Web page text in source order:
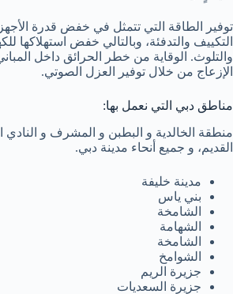
توفير الطاقة التي تتمثل في خفض قدرة
التكييف والتدفئة، وبالتالي خفض استهلاكها
والتلوث. الوقاية من خطر الحرائق داخل
الإزعاج من خلال توفير العزل الصوتي.
مناطق دبي التي نعمل بها:
منطقة الخالدية و البطبن و المشرف و النادي
القديم، و جميع أنحاء مدينة دبي.
مدينة خليفة
بني ياس
الشامخة
الشهامة
الشامخة
الشوامخ
جزيرة الريم
جزيرة السعديات